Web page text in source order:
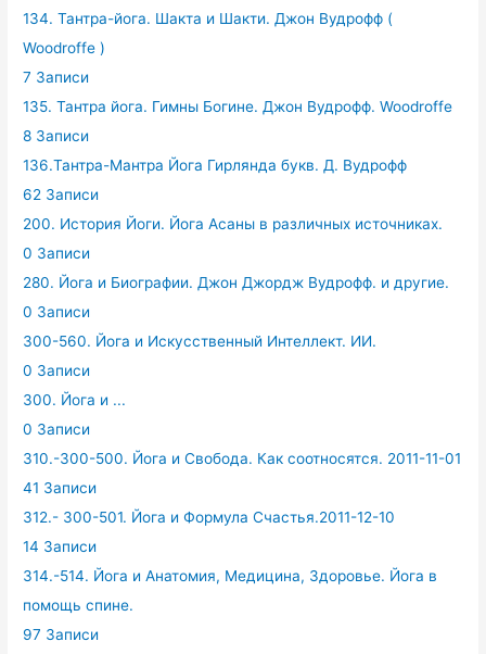
134. Тантра-йога. Шакта и Шакти. Джон Вудрофф (
Woodroffe )
7 Записи
135. Тантра йога. Гимны Богине. Джон Вудрофф. Woodroffe
8 Записи
136.Тантра-Мантра Йога Гирлянда букв. Д. Вудрофф
62 Записи
200. История Йоги. Йога Асаны в различных источниках.
0 Записи
280. Йога и Биографии. Джон Джордж Вудрофф. и другие.
0 Записи
300-560. Йога и Искусственный Интеллект. ИИ.
0 Записи
300. Йога и ...
0 Записи
310.-300-500. Йога и Свобода. Как соотносятся. 2011-11-01
41 Записи
312.- 300-501. Йога и Формула Счастья.2011-12-10
14 Записи
314.-514. Йога и Анатомия, Медицина, Здоровье. Йога в
помощь спине.
97 Записи